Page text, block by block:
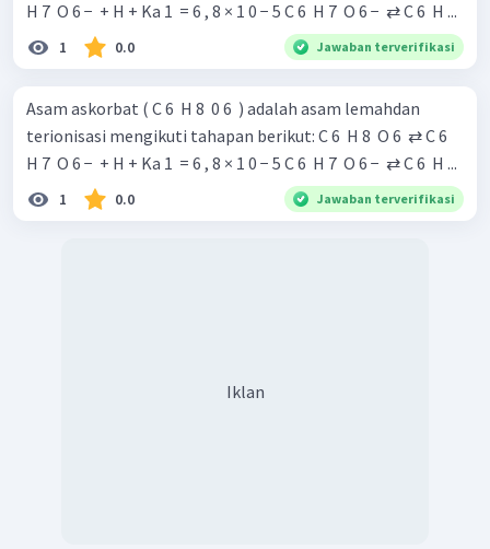
H 7 ​ O 6 − ​ + H + Ka 1 ​ = 6 , 8 × 1 0 − 5 C 6 ​ H 7 ​ O 6 − ​ ⇄ C 6 ​ H ...
1 0.0 Jawaban terverifikasi
Asam askorbat ( C 6 ​ H 8 ​ 0 6 ​ ) adalah asam lemahdan
terionisasi mengikuti tahapan berikut: C 6 ​ H 8 ​ O 6 ​ ⇄ C 6 ​
H 7 ​ O 6 − ​ + H + Ka 1 ​ = 6 , 8 × 1 0 − 5 C 6 ​ H 7 ​ O 6 − ​ ⇄ C 6 ​ H ...
1 0.0 Jawaban terverifikasi
Iklan